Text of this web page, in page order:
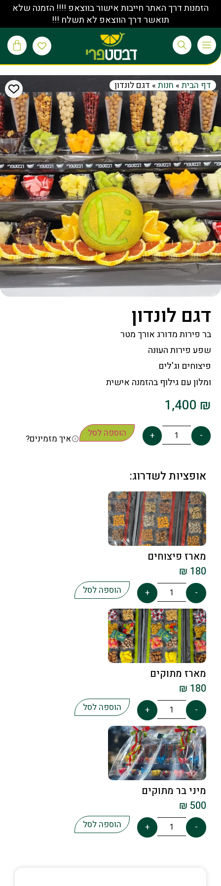
הזמנות דרך האתר חייבות אישור בווצאפ !!!! הזמנה שלא
תואשר דרך הווצאפ לא תשלח !!!
דף הבית » חנות » דגם לונדון
דגם לונדון
בר פירות מדורג אורך מטר
שפע פירות העונה
פיצוחים וג'לים
ומלון עם גילוף בהזמנה אישית
1,400 ₪
-
+ הוספה לסל איך מזמינים?
אופציות לשדרוג:
מארז פיצוחים
180
₪
-
+ הוספה לסל
מארז מתוקים
180
₪
-
+ הוספה לסל
מיני בר מתוקים
500
₪
-
+ הוספה לסל